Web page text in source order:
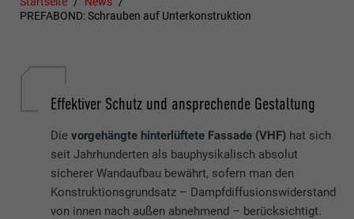
PREFABOND: Schrauben auf Unterkonstruktion
Effektiver Schutz und ansprechende Gestaltung
Dievorgehängte hinterlüftete Fassade (VHF) hat sich
seit Jahrhunderten als bauphysikalisch absolut
sicherer Wandaufbau bewährt, sofern man den
Konstruktionsgrundsatz – Dampfdiffusionswiderstand
von innen nach außen abnehmend – berücksichtigt.